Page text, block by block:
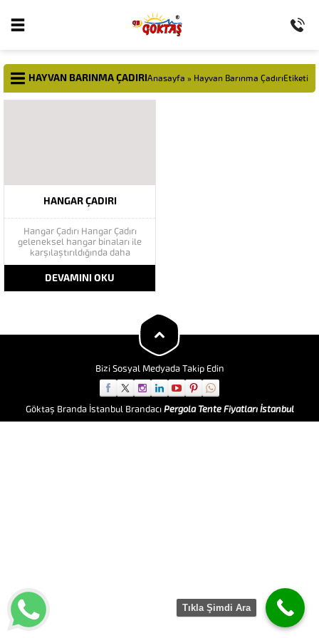
HAYVAN BARINMA ÇADIRIAnasayfa » Hayvan Barınma ÇadırıEtiketi
HANGAR ÇADIRI
Hangar Çadırı Hangar Çadırı
geleneksel hangar binaları ile
karşılaştırıldığında daha
kullanışlı ve hızlı hangar
çözümleri sunmaktadır. Çelik ve
Alüminyum Profillerden imal
edilen hangar çadırları,
Göktaş çadırları modüler yapısı
DEVAMINI OKU
Bizi Sosyal Medyada Takip Edin
Göktaş Branda İstanbul Brandacı Pergola Tente Fiyatları İstanbul
Tıkla Şimdi Ara